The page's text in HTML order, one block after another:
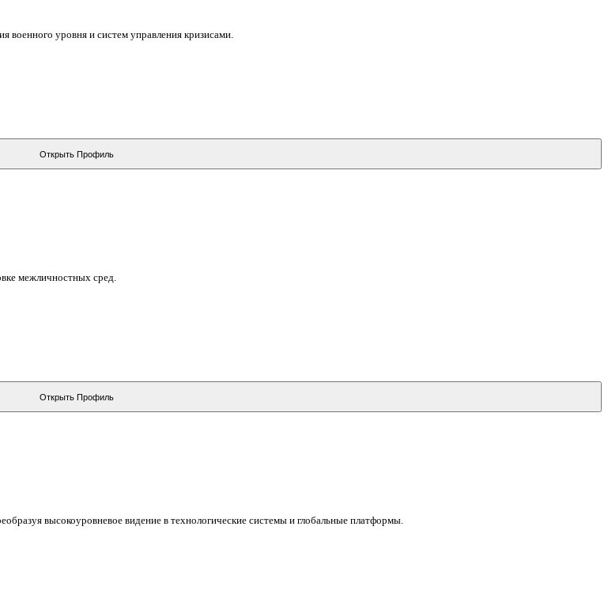
военного уровня и систем управления кризисами.
Открыть Профиль
межличностных сред.
Открыть Профиль
высокоуровневое видение в технологические системы и глобальные платформы.